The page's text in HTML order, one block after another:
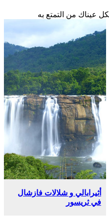
عيناك من التمتع به
أثيرابالي و شلالات فازشال
في ثريسور